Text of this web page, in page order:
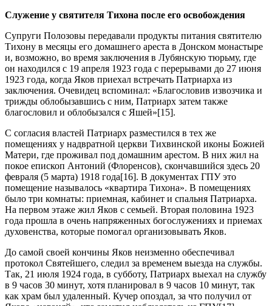
Служение у святителя Тихона после его освобождения
Супруги Полозовы передавали продукты питания святителю
Тихону в месяцы его домашнего ареста в Донском монастыре
и, возможно, во время заключения в Лубянскую тюрьму, где
он находился с 19 апреля 1923 года с перерывами до 27 июня
1923 года, когда Яков приехал встречать Патриарха из
заключения. Очевидец вспоминал: «Благословив извозчика и
трижды облобызавшись с ним, Патриарх затем также
благословил и облобызался с Яшей»[15].
С согласия властей Патриарх разместился в тех же
помещениях у надвратной церкви Тихвинской иконы Божией
Матери, где проживал под домашним арестом. В них жил на
покое епископ Антоний (Флоренсов), скончавшийся здесь 20
февраля (5 марта) 1918 года[16]. В документах ГПУ это
помещение называлось «квартира Тихона». В помещениях
было три комнаты: приемная, кабинет и спальня Патриарха.
На первом этаже жил Яков с семьей. Вторая половина 1923
года прошла в очень напряженных богослужениях и приемах
духовенства, которые помогал организовывать Яков.
До самой своей кончины Яков неизменно обеспечивал
протокол Святейшего, следил за временем выезда на службы.
Так, 21 июля 1924 года, в субботу, Патриарх выехал на службу
в 9 часов 30 минут, хотя планировал в 9 часов 10 минут, так
как храм был удаленный. Кучер опоздал, за что получил от